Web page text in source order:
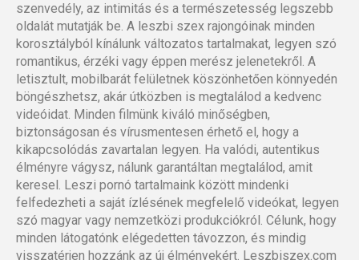
szenvedély, az intimitás és a természetesség legszebb
oldalát mutatják be. A leszbi szex rajongóinak minden
korosztályból kínálunk változatos tartalmakat, legyen szó
romantikus, érzéki vagy éppen merész jelenetekről. A
letisztult, mobilbarát felületnek köszönhetően könnyedén
böngészhetsz, akár útközben is megtalálod a kedvenc
videóidat. Minden filmünk kiváló minőségben,
biztonságosan és vírusmentesen érhető el, hogy a
kikapcsolódás zavartalan legyen. Ha valódi, autentikus
élményre vágysz, nálunk garantáltan megtalálod, amit
keresel. Leszi pornó tartalmaink között mindenki
felfedezheti a saját ízlésének megfelelő videókat, legyen
szó magyar vagy nemzetközi produkciókról. Célunk, hogy
minden látogatónk elégedetten távozzon, és mindig
visszatérjen hozzánk az új élményekért. Leszbiszex.com